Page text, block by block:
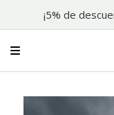
¡5% de